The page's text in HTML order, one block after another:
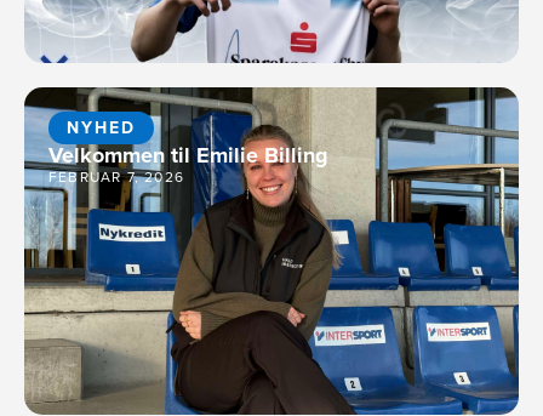
NYHED
Velkommen til Emilie Billing
FEBRUAR 7, 2026